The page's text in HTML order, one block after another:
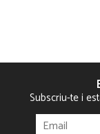
Subscriu-te i